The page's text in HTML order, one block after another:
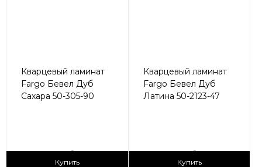
Кварцевый ламинат
Fargo Бевел Дуб
Сахара 50-305-90
2
Купить
Кварцевый ламинат
Fargo Бевел Дуб
Латина 50-2123-47
2
Купить